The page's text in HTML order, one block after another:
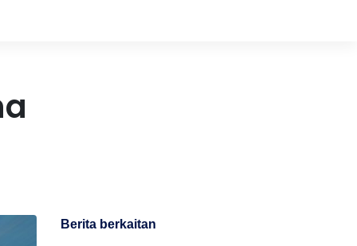
Berita berkaitan